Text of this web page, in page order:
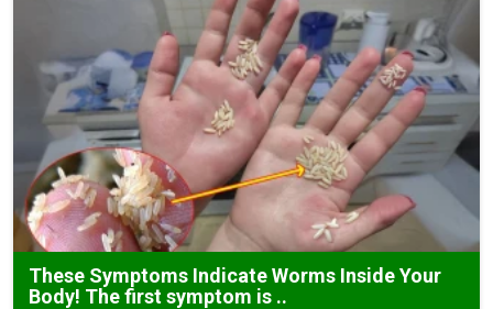
These Symptoms Indicate Worms Inside Your
Body! The first symptom is ..